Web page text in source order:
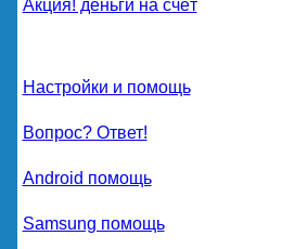
Акция! деньги на счёт
Настройки и помощь
Вопрос? Ответ!
Android помощь
Samsung помощь